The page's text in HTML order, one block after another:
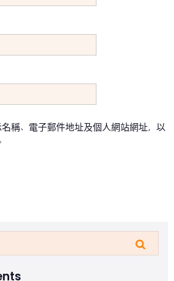
稱、電子郵件地址及個人網站網址，以